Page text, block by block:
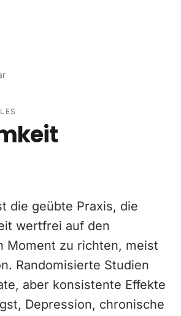
die geübte Praxis, die
wertfrei auf den
Moment zu richten, meist
Randomisierte Studien
aber konsistente Effekte
Depression, chronische